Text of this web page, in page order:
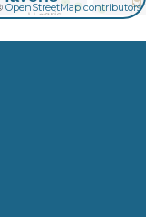
OpenStreetMap contributors